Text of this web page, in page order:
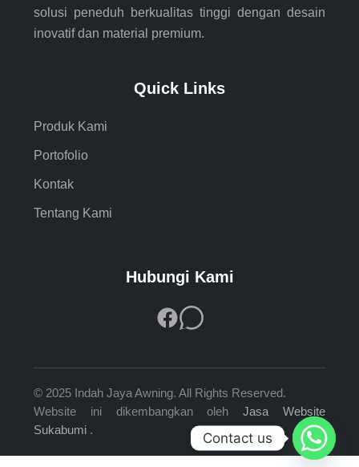
solusi peneduh berkualitas tinggi dengan desain
inovatif dan material premium.
Quick Links
Produk Kami
Portofolio
Kontak
Tentang Kami
Hubungi Kami
© 2025 Indah Jaya Awning. All Rights Reserved.
Website ini dikembangkan oleh Jasa Website
Sukabumi . Contact us